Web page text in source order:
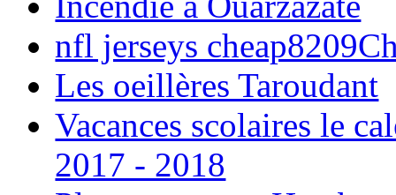
nfl jerseys
Les oeillères Taroudant
Vacances scolaires le
2017 - 2018